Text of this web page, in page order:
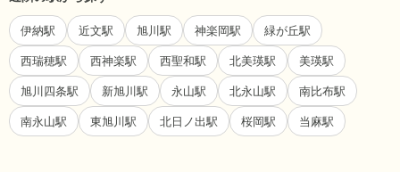
伊納駅 近文駅 旭川駅 神楽岡駅 緑が丘駅
西瑞穂駅 西神楽駅 西聖和駅 北美瑛駅 美瑛駅
旭川四条駅 新旭川駅 永山駅 北永山駅 南比布駅
南永山駅 東旭川駅 北日ノ出駅 桜岡駅 当麻駅